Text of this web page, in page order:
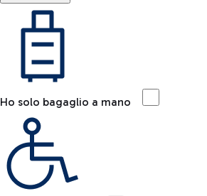
Ho solo bagaglio a mano